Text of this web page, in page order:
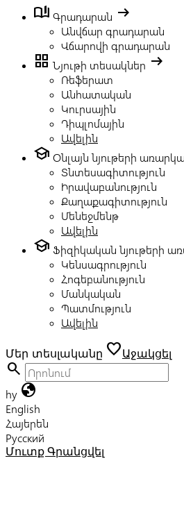
book_ribbon Գրադարան arrow_right_alt
Անվճար գրադարան
Վճարովի գրադարան
grid_view Նյութի տեսակներ arrow_right_alt
Ռեֆերատ
Անհատական
Կուրսային
Դիպլոմային
Ավելին
school Օնլայն նյութերի
Տնտեսագիտություն
Իրավաբանություն
Քաղաքագիտություն
Մենեջմենթ
Ավելին
school Ֆիզիկական նյութերի
Կենսագրություն
Հոգեբանություն
Մանկական
Պատմություն
Ավելին
Մեր տեսլականը favoriteԱջակցել
search
hy globe
English
Հայերեն
Русский
Մուտք Գրանցվել